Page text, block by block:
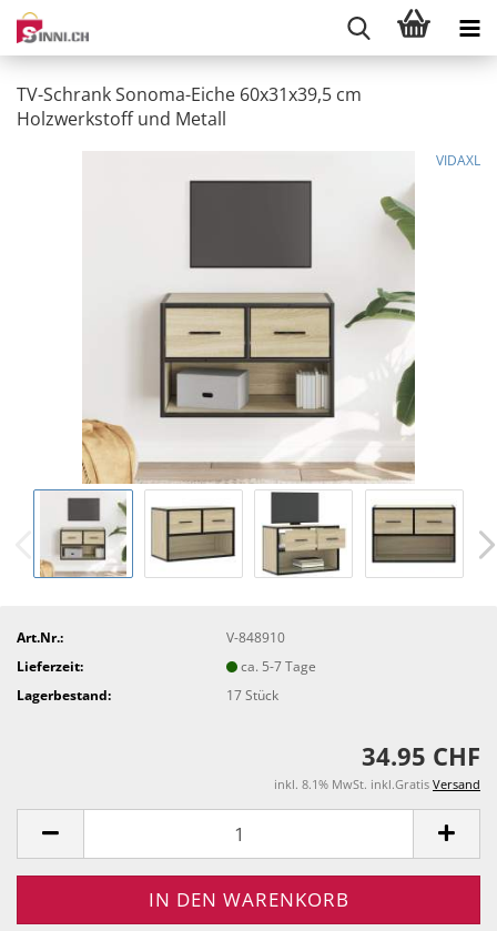
TV-Schrank Sonoma-Eiche 60x31x39,5 cm
Holzwerkstoff und Metall
VIDAXL
Art.Nr.:
V-848910
Lieferzeit:
ca. 5-7 Tage
Lagerbestand:
17Stück
34.95 CHF
inkl. 8.1% MwSt. inkl.Gratis Versand